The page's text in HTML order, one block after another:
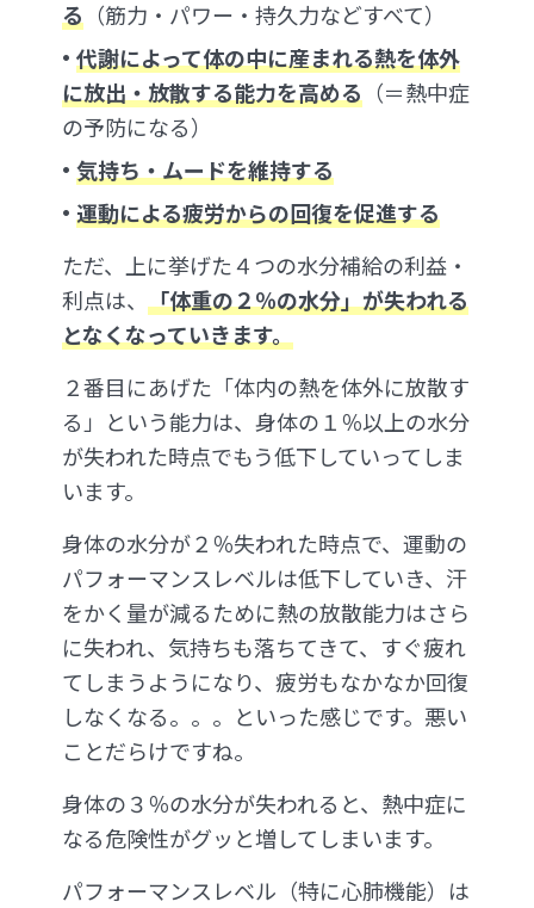
る （筋力・パワー・持久力などすべて）
代謝によって体の中に産まれる熱を体外
に放出・放散する能力を高める （＝熱中症
の予防になる）
気持ち・ムードを維持する
運動による疲労からの回復を促進する
ただ、上に挙げた４つの水分補給の利益・
利点は、 「体重の２％の水分」が失われる
となくなっていきます。
２番目にあげた「体内の熱を体外に放散す
る」という能力は、身体の１％以上の水分
が失われた時点でもう低下していってしま
います。
身体の水分が２％失われた時点で、運動の
パフォーマンスレベルは低下していき、汗
をかく量が減るために熱の放散能力はさら
に失われ、気持ちも落ちてきて、すぐ疲れ
てしまうようになり、疲労もなかなか回復
しなくなる。。。といった感じです。悪い
ことだらけですね。
身体の３％の水分が失われると、熱中症に
なる危険性がグッと増してしまいます。
パフォーマンスレベル（特に心肺機能）は